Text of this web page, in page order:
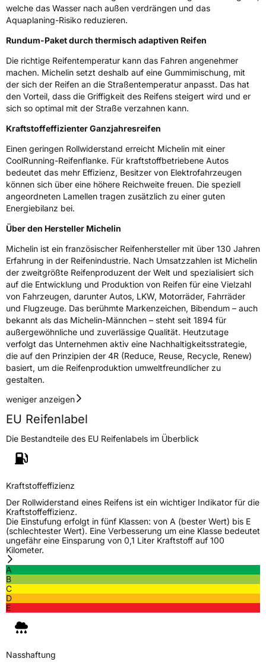
EPREL ID1092104
Allgemeine Produktsicherheit (GPSR)
HerstellerkontaktMANUFACTURE FRANCAISE DES
PNEUMATIQUES MICHELIN, place des
Carmes-Déchaux 23 63000 Clermont-
Ferrand Frankreich, contact@tc.michelin.eu
welche das Wasser nach außen verdrängen und das
Aquaplaning-Risiko reduzieren.
Rundum-Paket durch thermisch adaptiven Reifen
Die richtige Reifentemperatur kann das Fahren angenehmer
machen. Michelin setzt deshalb auf eine Gummimischung, mit
der sich der Reifen an die Straßentemperatur anpasst. Das hat
den Vorteil, dass die Griffigkeit des Reifens steigert wird und er
sich so optimal mit der Straße verzahnen kann.
Kraftstoffeffizienter Ganzjahresreifen
Einen geringen Rollwiderstand erreicht Michelin mit einer
CoolRunning-Reifenflanke. Für kraftstoffbetriebene Autos
bedeutet das mehr Effizienz, Besitzer von Elektrofahrzeugen
können sich über eine höhere Reichweite freuen. Die speziell
angeordneten Lamellen tragen zusätzlich zu einer guten
Energiebilanz bei.
Über den Hersteller Michelin
Michelin ist ein französischer Reifenhersteller mit über 130 Jahren
Erfahrung in der Reifenindustrie. Nach Umsatzzahlen ist Michelin
der zweitgrößte Reifenproduzent der Welt und spezialisiert sich
auf die Entwicklung und Produktion von Reifen für eine Vielzahl
von Fahrzeugen, darunter Autos, LKW, Motorräder, Fahrräder
und Flugzeuge. Das berühmte Markenzeichen, Bibendum – auch
bekannt als das Michelin-Männchen – steht seit 1894 für
außergewöhnliche und zuverlässige Qualität. Heutzutage
verfolgt das Unternehmen aktiv eine Nachhaltigkeitsstrategie,
die auf den Prinzipien der 4R (Reduce, Reuse, Recycle, Renew)
basiert, um die Reifenproduktion umweltfreundlicher zu
gestalten.
weniger anzeigen
EU Reifenlabel
Die Bestandteile des EU Reifenlabels im Überblick
Kraftstoffeffizienz
Der Rollwiderstand eines Reifens ist ein wichtiger Indikator für die
Kraftstoffeffizienz.
Die Einstufung erfolgt in fünf Klassen: von A (bester Wert) bis E
(schlechtester Wert). Eine Verbesserung um eine Klasse bedeutet
ungefähr eine Einsparung von 0,1 Liter Kraftstoff auf 100
Kilometer.
A
B
C
D
E
Nasshaftung